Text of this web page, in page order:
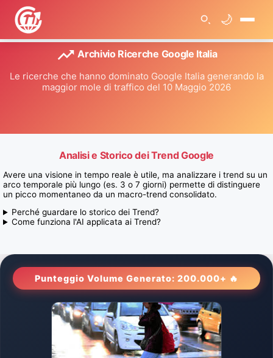
🌙
🏠
G
n
Archivio Ricerche Google Italia
Le ricerche che hanno dominato Google Italia generando la
maggior mole di traffico del 10 Maggio 2026
Analisi e Storico dei Trend Google
Avere una visione in tempo reale è utile, ma analizzare i trend su un
arco temporale più lungo (es. 3 o 7 giorni) permette di distinguere
un picco momentaneo da un macro-trend consolidato.
Perché guardare lo storico dei Trend?
Come funziona l'AI applicata ai Trend?
Punteggio Volume Generato: 200.000+ 🔥